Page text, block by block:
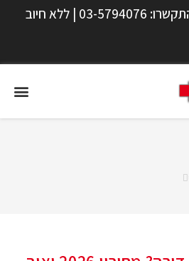
03-5794076 | ללא חיוב